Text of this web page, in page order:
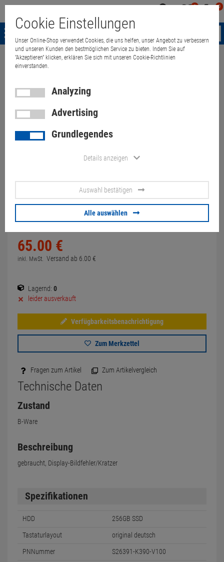
0 0
Menü
Weiter einkaufen
Fujitsu Lifebook S904 Core i5
1,9GHz 8GB 256GB SSD FHD
Webcam Touchscreen B-Ware
Display: 1x D-Sub, 1x HDMI, Auflösung: 1920 x 1080 Full HD, Grafik:
Intel HD Graphics 4400, Bluetooth: vorhanden, Tastaturlayout:
65.00 €
inkl. MwSt. Versand ab 6. 00 €
Lagernd: 0
leider ausverkauft
Verfügbarkeitsbenachrichtigung
Zum Merkzettel
Fragen zum Artikel Zum Artikelvergleich
Technische Daten
Zustand
B-Ware
Beschreibung
gebraucht, Display-Bildfehler/Kratzer
Spezifikationen
HDD 256GB SSD
Tastaturlayout original deutsch
PNNummer S26391-K390-V100
Cookie Einstellungen
Unser Online-Shop verwendet Cookies, die uns helfen, unser Angebot zu verbessern
und unseren Kunden den bestmöglichen Service zu bieten. Indem Sie auf
"Akzeptieren" klicken, erklären Sie sich mit unseren Cookie-Richtlinien
einverstanden.
Analyzing
Advertising
Grundlegendes
Details anzeigen
Auswahl bestätigen
Alle auswählen